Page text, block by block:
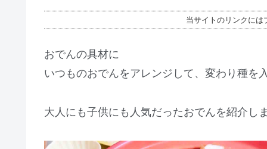
当サイトのリンクには
おでんの具材に
いつものおでんをアレンジして、変わり種を
大人にも子供にも人気だったおでんを紹介し